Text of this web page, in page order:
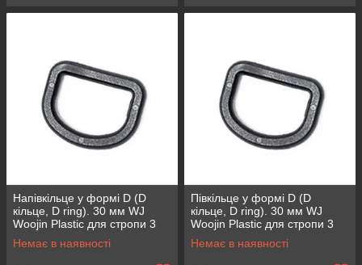
Напівкільце у формі D (D
кільце, D ring). 30 мм WJ
Woojin Plastic для стропи 3
см матеріал ацетал кольору
Хакі
Немає в наявності
Півкільце у формі D (D
кільце, D ring). 30 мм WJ
Woojin Plastic для стропи 3
см матеріал ацетали колір
чорний Койот
Немає в наявності